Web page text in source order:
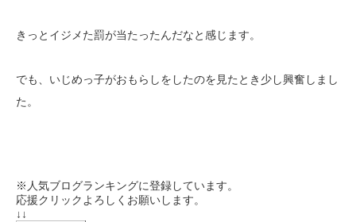
きっとイジメた罰が当たったんだなと感じます。
でも、いじめっ子がおもらしをしたのを見たとき少し興奮しまし
た。
※人気ブログランキングに登録しています。
応援クリックよろしくお願いします。
↓↓